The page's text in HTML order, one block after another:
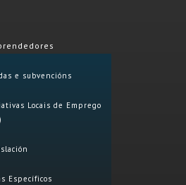
e subvencións
Locais de Emprego
Específicos